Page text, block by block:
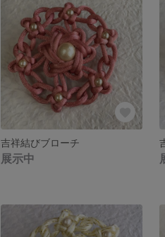
吉祥結びブローチ
展示中